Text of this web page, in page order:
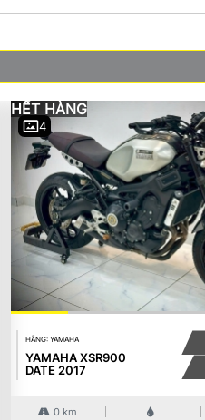
4
HẾT HÀNG
HÃNG: YAMAHA
YAMAHA XSR900
DATE 2017
0 km